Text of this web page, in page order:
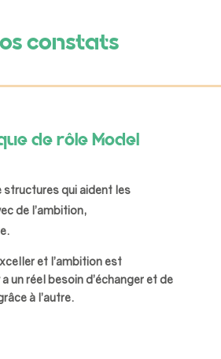
constats
de rôle Model
structures qui aident les
de l’ambition,
et l’ambition est
un réel besoin d’échanger et de
à l’autre.